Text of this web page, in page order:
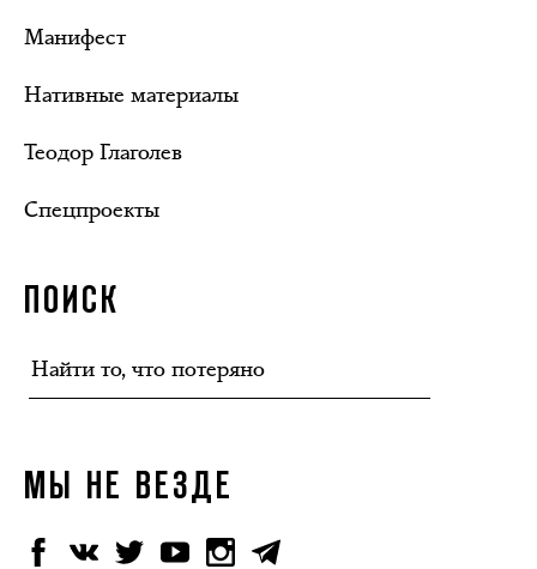
Манифест
Нативные материалы
Теодор Глаголев
Спецпроекты
ПОИСК
МЫ НЕ ВЕЗДЕ